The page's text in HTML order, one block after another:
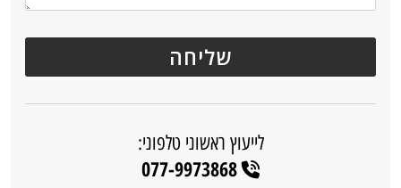
לייעוץ ראשוני טלפוני:
077-9973868